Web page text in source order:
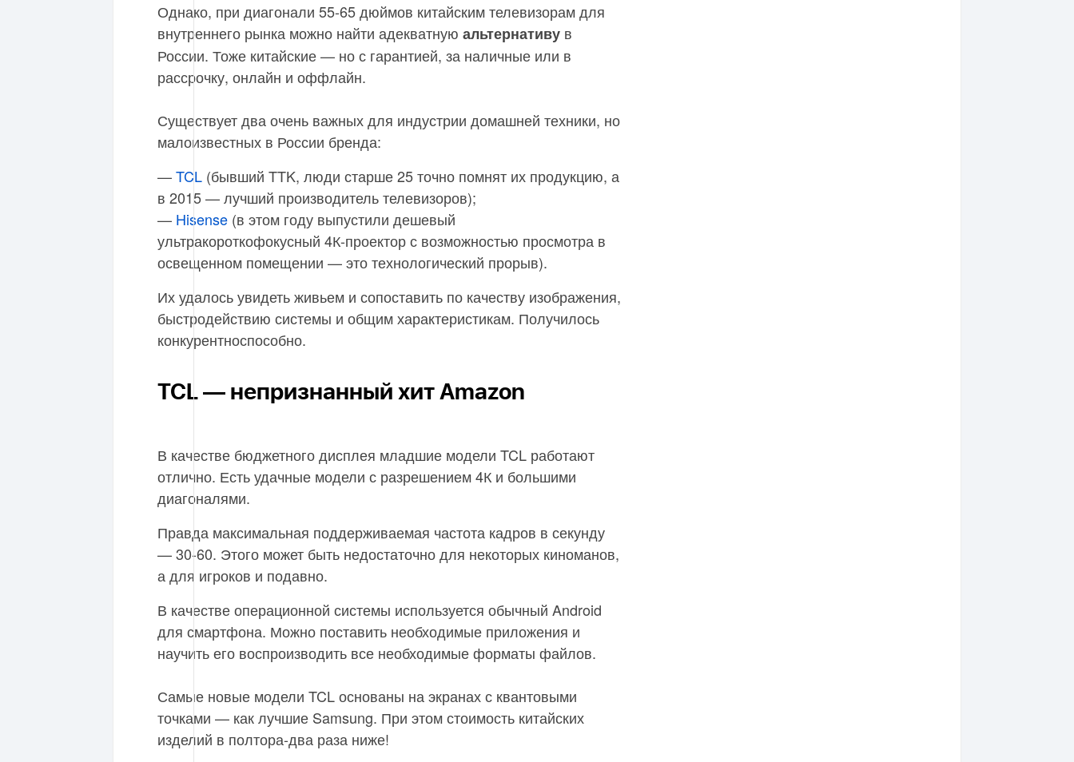
Однако, при диагонали 55-65 дюймов китайским телевизорам для
внутреннего рынка можно найти адекватную альтернативу в
России. Тоже китайские — но с гарантией, за наличные или в
рассрочку, онлайн и оффлайн.
Существует два очень важных для индустрии домашней техники, но
малоизвестных в России бренда:
—TCL (бывший TTK, люди старше 25 точно помнят их продукцию, а
в 2015 — лучший производитель телевизоров);
— Hisense (в этом году выпустили дешевый
ультракороткофокусный 4К-проектор с возможностью просмотра в
освещенном помещении — это технологический прорыв).
Их удалось увидеть живьем и сопоставить по качеству изображения,
быстродействию системы и общим характеристикам. Получилось
конкурентноспособно.
TCL — непризнанный хит Amazon
В качестве бюджетного дисплея младшие модели TCL работают
отлично. Есть удачные модели с разрешением 4К и большими
диагоналями.
Правда максимальная поддерживаемая частота кадров в секунду
— 30-60. Этого может быть недостаточно для некоторых киноманов,
а для игроков и подавно.
В качестве операционной системы используется обычный Android
для смартфона. Можно поставить необходимые приложения и
научить его воспроизводить все необходимые форматы файлов.
Самые новые модели TCL основаны на экранах с квантовыми
точками — как лучшие Samsung. При этом стоимость китайских
изделий в полтора-два раза ниже!